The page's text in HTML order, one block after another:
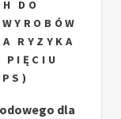
DO
RYZYKA
PIĘCIU
dla